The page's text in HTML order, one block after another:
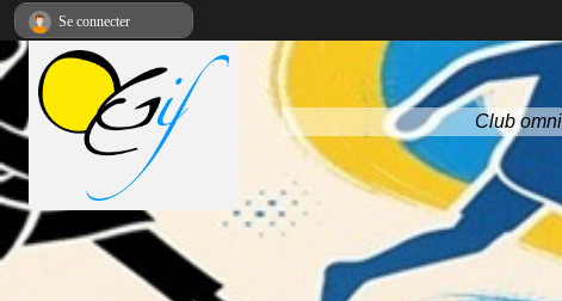
Club
Se connecter
Panneau de gestion des cookies